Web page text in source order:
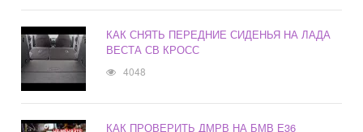
КАК СНЯТЬ ПЕРЕДНИЕ СИДЕНЬЯ НА ЛАДА
ВЕСТА СВ КРОСС
4048
КАК ПРОВЕРИТЬ ДМРВ НА БМВ Е36